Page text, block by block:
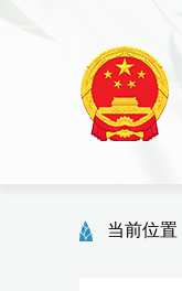
当前位置